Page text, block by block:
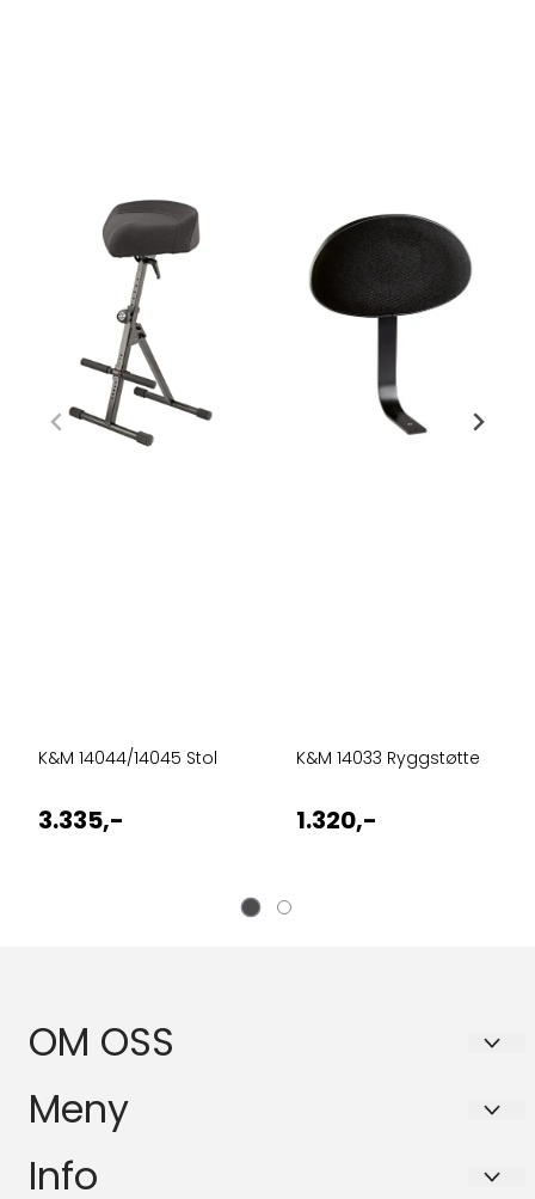
K&M 14044/14045 Stol
3.335,-
K&M 14033 Ryggstøtte
1.320,-
OM OSS
BASSANOVA AS
Schleppegrells gate 30A
0556 OSLO
Meny
Personvern
Info